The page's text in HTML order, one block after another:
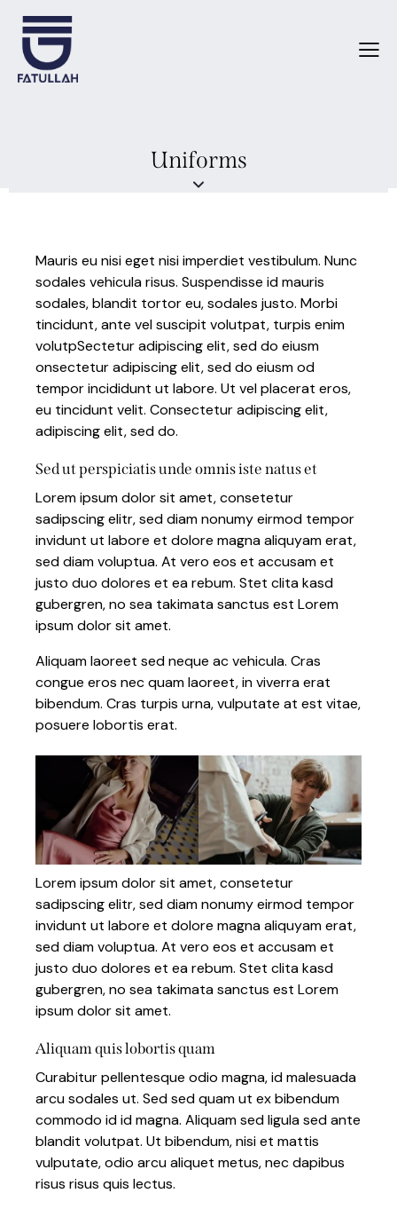
Uniforms
Mauris eu nisi eget nisi imperdiet vestibulum. Nunc
sodales vehicula risus. Suspendisse id mauris
sodales, blandit tortor eu, sodales justo. Morbi
tincidunt, ante vel suscipit volutpat, turpis enim
volutpSectetur adipiscing elit, sed do eiusm
onsectetur adipiscing elit, sed do eiusm od
tempor incididunt ut labore. Ut vel placerat eros,
eu tincidunt velit. Consectetur adipiscing elit,
adipiscing elit, sed do.
Sed ut perspiciatis unde omnis iste natus et
Lorem ipsum dolor sit amet, consetetur
sadipscing elitr, sed diam nonumy eirmod tempor
invidunt ut labore et dolore magna aliquyam erat,
sed diam voluptua. At vero eos et accusam et
justo duo dolores et ea rebum. Stet clita kasd
gubergren, no sea takimata sanctus est Lorem
ipsum dolor sit amet.
Aliquam laoreet sed neque ac vehicula. Cras
congue eros nec quam laoreet, in viverra erat
bibendum. Cras turpis urna, vulputate at est vitae,
posuere lobortis erat.
Lorem ipsum dolor sit amet, consetetur
sadipscing elitr, sed diam nonumy eirmod tempor
invidunt ut labore et dolore magna aliquyam erat,
sed diam voluptua. At vero eos et accusam et
justo duo dolores et ea rebum. Stet clita kasd
gubergren, no sea takimata sanctus est Lorem
ipsum dolor sit amet.
Aliquam quis lobortis quam
Curabitur pellentesque odio magna, id malesuada
arcu sodales ut. Sed sed quam ut ex bibendum
commodo id id magna. Aliquam sed ligula sed ante
blandit volutpat. Ut bibendum, nisi et mattis
vulputate, odio arcu aliquet metus, nec dapibus
risus risus quis lectus.